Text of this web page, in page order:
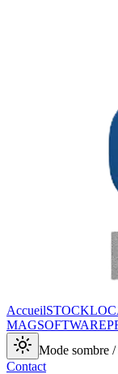
AccueilSTOCK
MAGSOFTWARE
Mode sombre
Contact